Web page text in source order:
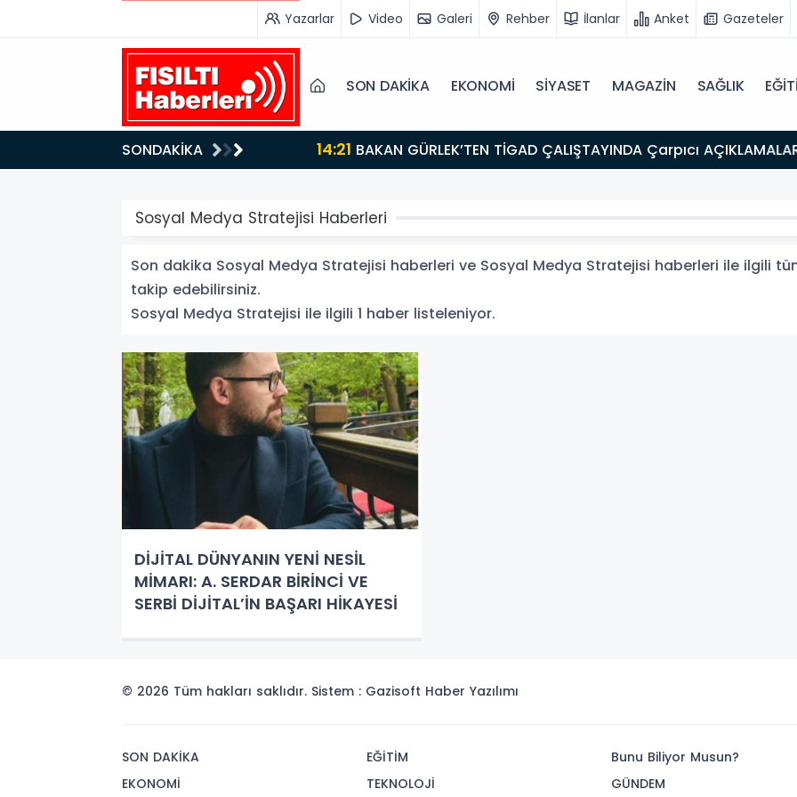
Yazarlar Video Galeri Rehber İlanlar Anket Gazeteler
SON DAKİKA EKONOMİ SİYASET MAGAZİN SAĞLIK
SONDAKİKA 14:21BAKAN GÜRLEK’TEN TİGAD ÇALIŞTAYINDA Çarpıcı AÇIKLAMALAR: "Pazar Günü Yeni Bir Aydınlığa
Uyanacağız"
Sosyal Medya Stratejisi Haberleri
Son dakika Sosyal Medya Stratejisi haberleri ve Sosyal Medya Stratejisi haberleri ile ilgili
takip edebilirsiniz.
Sosyal Medya Stratejisi ile ilgili 1 haber listeleniyor.
DİJİTAL DÜNYANIN YENİ NESİL
MİMARI: A. SERDAR BİRİNCİ VE
SERBİ DİJİTAL’İN BAŞARI HİKAYESİ
© 2026 Tüm hakları saklıdır. Sistem : Gazisoft Haber Yazılımı
SON DAKİKA
EKONOMİ
EĞİTİM
TEKNOLOJİ
Bunu Biliyor Musun?
GÜNDEM